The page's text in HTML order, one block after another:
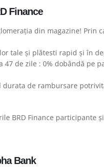
Finance
din magazine! Prin
tale și plătesti rapid și în
47 de zile : 0% dobândă pe
durata de rambursare
BRD Finance
Bank